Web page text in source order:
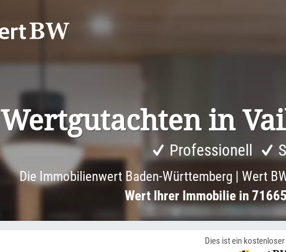
Wertgut­achten in
Professionell
Die Immobilienwert Baden-Württemberg | Wert
Wert Ihrer Immobilie in
Dies ist ein